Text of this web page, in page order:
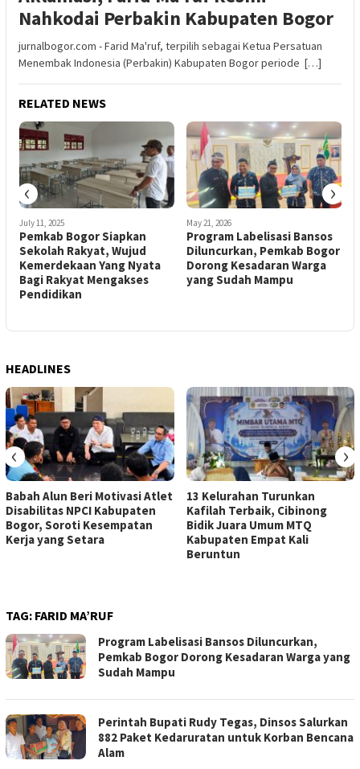
Nahkodai Perbakin Kabupaten Bogor
jurnalbogor.com - Farid Ma'ruf, terpilih sebagai Ketua Persatuan
Menembak Indonesia (Perbakin) Kabupaten Bogor periode […]
RELATED NEWS
July 11, 2025
Pemkab Bogor Siapkan
Sekolah Rakyat, Wujud
Kemerdekaan Yang Nyata
Bagi Rakyat Mengakses
Pendidikan
May 21, 2026
Program Labelisasi Bansos
Diluncurkan, Pemkab Bogor
Dorong Kesadaran Warga
yang Sudah Mampu
‹ ›
HEADLINES
Babah Alun Beri Motivasi Atlet
Disabilitas NPCI Kabupaten
Bogor, Soroti Kesempatan
Kerja yang Setara
13 Kelurahan Turunkan
Kafilah Terbaik, Cibinong
Bidik Juara Umum MTQ
Kabupaten Empat Kali
Beruntun
‹ ›
TAG: FARID MA’RUF
Program Labelisasi Bansos Diluncurkan,
Pemkab Bogor Dorong Kesadaran Warga yang
Sudah Mampu
Perintah Bupati Rudy Tegas, Dinsos Salurkan
882 Paket Kedaruratan untuk Korban Bencana
Alam